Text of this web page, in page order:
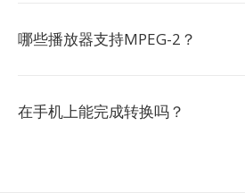
哪些播放器支持MPEG-2？
在手机上能完成转换吗？